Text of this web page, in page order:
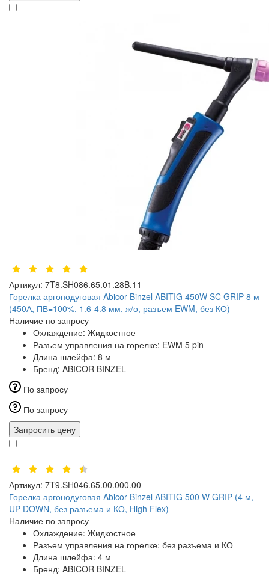
Артикул: 7T8.SH086.65.01.28B.11
Горелка аргонодуговая Abicor Binzel ABITIG 450W SC GRIP 8 м
(450А, ПВ=100%, 1.6-4.8 мм, ж/о, разъем EWM, без КО)
Наличие по запросу
Охлаждение: Жидкостное
Разъем управления на горелке: EWM 5 pin
Длина шлейфа: 8 м
Бренд: ABICOR BINZEL
По запросу
По запросу
Запросить цену
Артикул: 7T9.SH046.65.00.000.00
Горелка аргонодуговая Abicor Binzel ABITIG 500 W GRIP (4 м,
UP-DOWN, без разъема и КО, High Flex)
Наличие по запросу
Охлаждение: Жидкостное
Разъем управления на горелке: без разъема и КО
Длина шлейфа: 4 м
Бренд: ABICOR BINZEL